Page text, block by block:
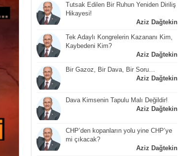
Tutsak Edilen Bir Ruhun Yeniden Diriliş
Hikayesi!
Aziz Dağtekin
Tek Adaylı Kongrelerin Kazananı Kim,
Kaybedeni Kim?
Aziz Dağtekin
Bir Gazoz, Bir Dava, Bir Soru…
Aziz Dağtekin
Dava Kimsenin Tapulu Malı Değildir!
Aziz Dağtekin
CHP’den kopanların yolu yine CHP’ye
mi çıkacak?
Aziz Dağtekin